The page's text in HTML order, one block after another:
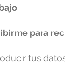
para
tus